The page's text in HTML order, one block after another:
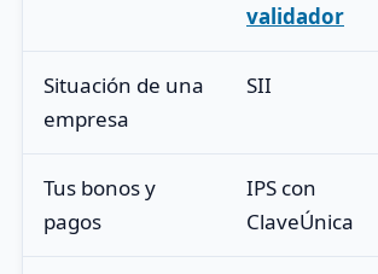
validador
Situación de una
empresa
SII
Tus bonos y
pagos
IPS con
ClaveÚnica